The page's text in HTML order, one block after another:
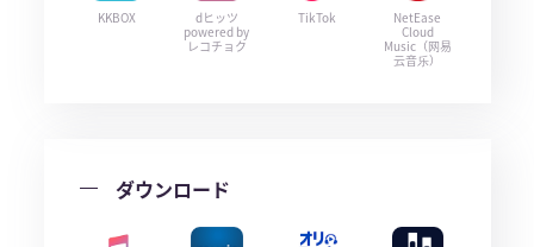
KKBOX
dヒッツ
powered by
レコチョク
TikTok
NetEase
Cloud
Music（网易
云音乐）
ダウンロード